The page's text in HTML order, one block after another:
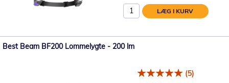
LÆG I KURV
Best Beam BF200 Lommelygte - 200 lm
(5)